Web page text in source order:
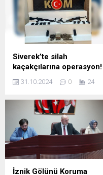
Siverek’te silah
kaçakçılarına operasyon!
31.10.2024 0 24
İznik Gölünü Koruma